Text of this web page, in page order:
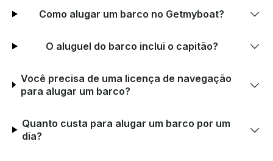
Como alugar um barco no Getmyboat?
O aluguel do barco inclui o capitão?
Você precisa de uma licença de navegação
para alugar um barco?
Quanto custa para alugar um barco por um
dia?